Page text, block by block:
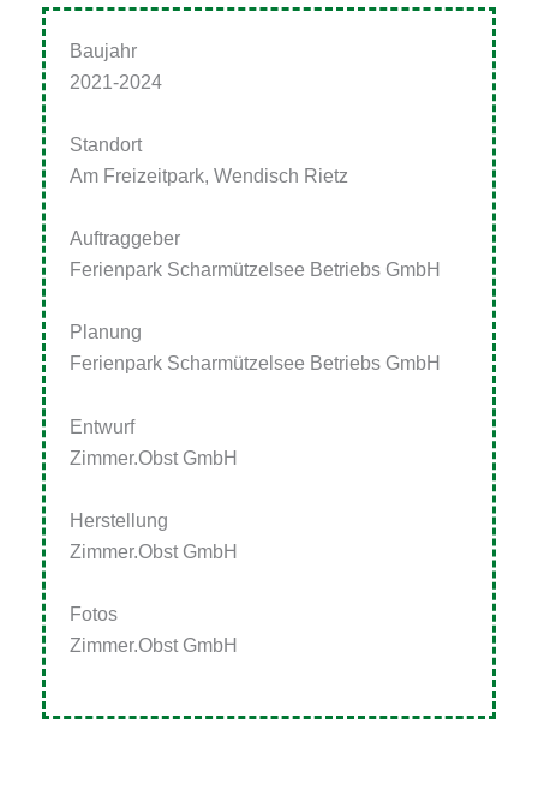
Baujahr
2021-2024
Standort
Am Freizeitpark, Wendisch Rietz
Auftraggeber
Ferienpark Scharmützelsee Betriebs GmbH
Planung
Ferienpark Scharmützelsee Betriebs GmbH
Entwurf
Zimmer.Obst GmbH
Herstellung
Zimmer.Obst GmbH
Fotos
Zimmer.Obst GmbH